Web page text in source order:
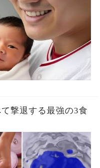
撃退する最強の3食